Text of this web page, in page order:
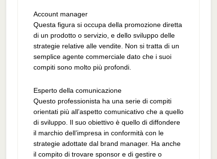
Account manager
Questa figura si occupa della promozione diretta
di un prodotto o servizio, e dello sviluppo delle
strategie relative alle vendite. Non si tratta di un
semplice agente commerciale dato che i suoi
compiti sono molto più profondi.
Esperto della comunicazione
Questo professionista ha una serie di compiti
orientati più all’aspetto comunicativo che a quello
di sviluppo. Il suo obiettivo è quello di diffondere
il marchio dell’impresa in conformità con le
strategie adottate dal brand manager. Ha anche
il compito di trovare sponsor e di gestire o